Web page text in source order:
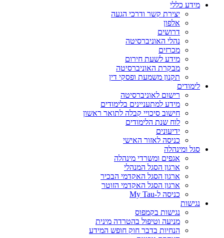
מידע כללי
יצירת קשר ודרכי הגעה
אלפון
דרושים
נהלי האוניברסיטה
מכרזים
מידע לשעת חירום
מבקרת האוניברסיטה
תקנון משמעת ופסקי דין
לימודים
רישום לאוניברסיטה
מידע למתעניינים בלימודים
חישוב סיכויי קבלה לתואר ראשון
לוח שנת הלימודים
ידיעונים
כניסה לאזור האישי
סגל ומינהלה
אגפים ומשרדי מינהלה
ארגון הסגל המנהלי
ארגון הסגל האקדמי הבכיר
ארגון הסגל האקדמי הזוטר
כניסה ל-My Tau
נגישות
נגישות בקמפוס
מניעה וטיפול בהטרדה מינית
הנחיות בדבר חוק חופש המידע